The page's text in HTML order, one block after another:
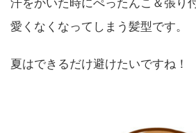
愛くなくなってしまう髪型です。
夏はできるだけ避けたいですね！